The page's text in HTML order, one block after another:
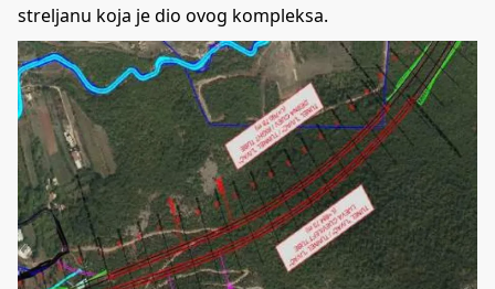
streljanu koja je dio ovog kompleksa.